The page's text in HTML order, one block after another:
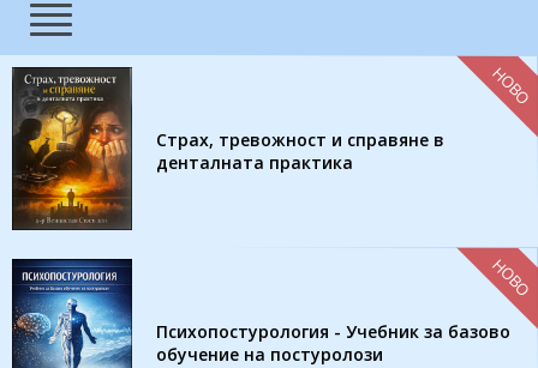
Страх, тревожност и справяне в
денталната практика
НОВО
Психопостурология - Учебник за базово
обучение на постуролози
НОВО